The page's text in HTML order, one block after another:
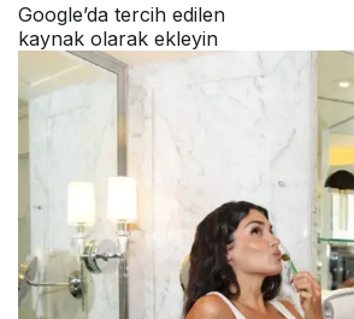
Google’da tercih edilen
kaynak olarak ekleyin